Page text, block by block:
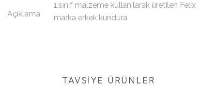
Açıklama
1.sınıf malzeme kullanılarak üretilen Felix
marka erkek kundura
TAVSİYE ÜRÜNLER